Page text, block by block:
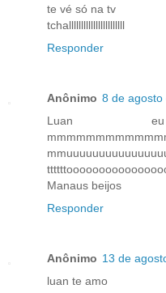
te vé só na tv
tchalllllllllllllllllllllll
Responder
Anônimo 8 de agosto
Luan
Manaus beijos
Responder
Anônimo 13 de
luan te amo